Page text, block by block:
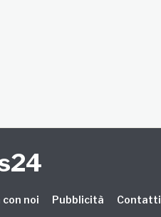
con noi Pubblicità Contatti